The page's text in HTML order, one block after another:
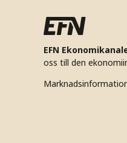
EFN
oss till den